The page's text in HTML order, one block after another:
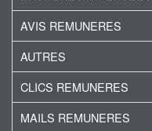
AVIS REMUNERES
AUTRES
CLICS REMUNERES
MAILS REMUNERES